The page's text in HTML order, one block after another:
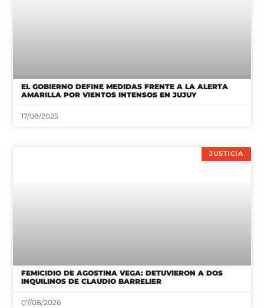
EL GOBIERNO DEFINE MEDIDAS FRENTE A LA ALERTA
AMARILLA POR VIENTOS INTENSOS EN JUJUY
17/08/2025
JUSTICIA
FEMICIDIO DE AGOSTINA VEGA: DETUVIERON A DOS
INQUILINOS DE CLAUDIO BARRELIER
07/08/2026